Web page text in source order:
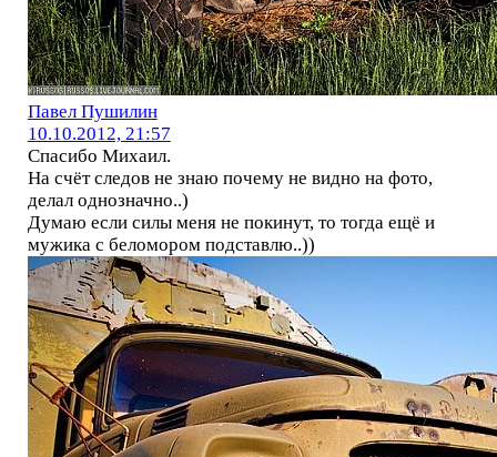
Павел Пушилин
10.10.2012, 21:57
Спасибо Михаил.
На счёт следов не знаю почему не видно на фото,
делал однозначно..)
Думаю если силы меня не покинут, то тогда ещё и
мужика с беломором подставлю..))